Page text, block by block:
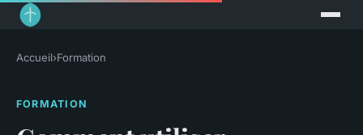
Accueil›Formation
FORMATION